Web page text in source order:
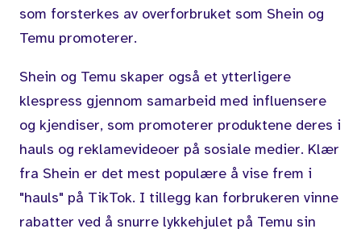
som forsterkes av overforbruket som Shein og
Temu promoterer.
Shein og Temu skaper også et ytterligere
klespress gjennom samarbeid med influensere
og kjendiser, som promoterer produktene deres i
hauls og reklamevideoer på sosiale medier. Klær
fra Shein er det mest populære å vise frem i
"hauls" på TikTok. I tillegg kan forbrukeren vinne
rabatter ved å snurre lykkehjulet på Temu sin